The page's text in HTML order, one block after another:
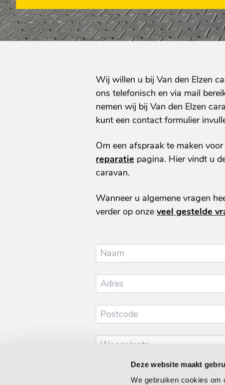
Deze website maakt
We gebruiken cookies om
Wij willen u bij Van den Elzen
ons telefonisch en via mail
nemen wij bij Van den Elzen
kunt een contact formulier
Om een afspraak te maken
reparatie pagina. Hier vindt u
caravan.
Wanneer u algemene vragen
verder op onze veel gestelde